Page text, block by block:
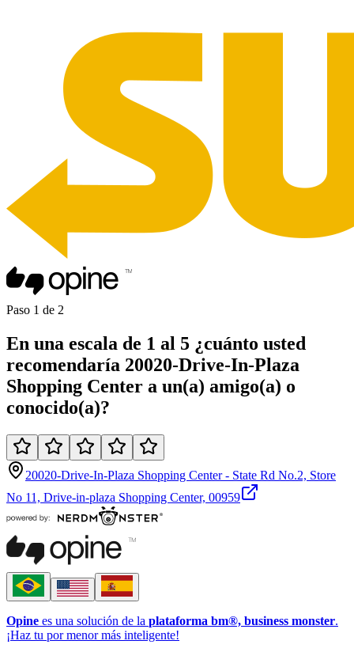
Paso 1 de 2
En una escala de 1 al 5 ¿cuánto usted
recomendaría 20020-Drive-In-Plaza
Shopping Center a un(a) amigo(a) o
conocido(a)?
20020-Drive-In-Plaza Shopping Center - State Rd No.2, Store
No 11, Drive-in-plaza Shopping Center, 00959
Opine es una solución de la plataforma bm®, business monster.
¡Haz tu por menor más inteligente!